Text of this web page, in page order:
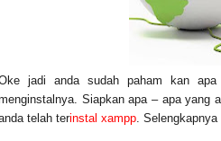
jadi anda sudah paham kan
Siapkan apa – apa yang
telah terinstal xampp.